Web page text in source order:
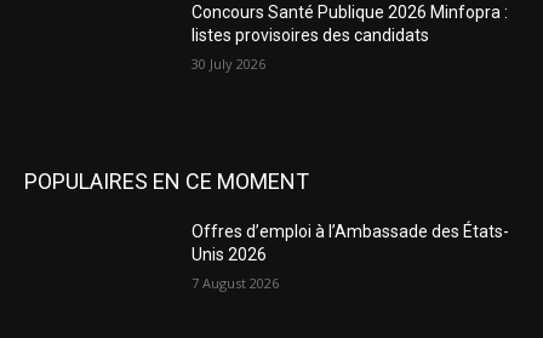
Concours Santé Publique 2026 Minfopra :
listes provisoires des candidats
30 July 2026
POPULAIRES EN CE MOMENT
Offres d’emploi à l’Ambassade des États-
Unis 2026
7 August 2026